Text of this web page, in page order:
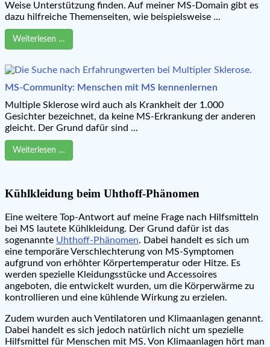
Weise Unterstützung finden. Auf meiner MS-Domain gibt es
dazu hilfreiche Themenseiten, wie beispielsweise ...
Weiterlesen …
MS-Community: Menschen mit MS kennenlernen
Multiple Sklerose wird auch als Krankheit der 1.000
Gesichter bezeichnet, da keine MS-Erkrankung der anderen
gleicht. Der Grund dafür sind ...
Weiterlesen …
Kühlkleidung beim Uhthoff-Phänomen
Eine weitere Top-Antwort auf meine Frage nach Hilfsmitteln
bei MS lautete Kühlkleidung. Der Grund dafür ist das
sogenannte Uhthoff-Phänomen. Dabei handelt es sich um
eine temporäre Verschlechterung von MS-Symptomen
aufgrund von erhöhter Körpertemperatur oder Hitze. Es
werden spezielle Kleidungsstücke und Accessoires
angeboten, die entwickelt wurden, um die Körperwärme zu
kontrollieren und eine kühlende Wirkung zu erzielen.
Zudem wurden auch Ventilatoren und Klimaanlagen genannt.
Dabei handelt es sich jedoch natürlich nicht um spezielle
Hilfsmittel für Menschen mit MS. Von Klimaanlagen hört man